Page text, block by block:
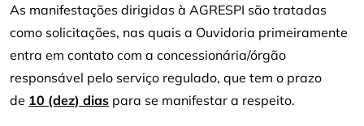
As manifestações dirigidas à AGRESPI são tratadas
como solicitações, nas quais a Ouvidoria primeiramente
entra em contato com a concessionária/órgão
responsável pelo serviço regulado, que tem o prazo
de 10 (dez) dias para se manifestar a respeito.